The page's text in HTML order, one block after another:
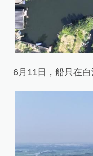
6月11日，船只在白